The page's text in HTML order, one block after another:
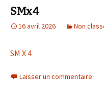
SMx4
16 avril 2026 Non
SM X 4
Laisser un commentaire